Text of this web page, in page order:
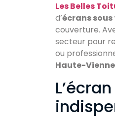
Les Belles
d’écrans
couverture.
secteur pour
ou
Haute-